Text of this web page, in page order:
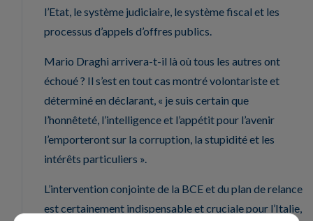
l’Etat, le système judiciaire, le système fiscal et les
processus d’appels d’offres publics.
Mario Draghi arrivera-t-il là où tous les autres ont
échoué ? Il s’est en tout cas montré volontariste et
déterminé en déclarant, « je suis certain que
l’honnêteté, l’intelligence et l’appétit pour l’avenir
l’emporteront sur la corruption, la stupidité et les
intérêts particuliers ».
L’intervention conjointe de la BCE et du plan de relance
est certainement indispensable et cruciale pour l’Italie,